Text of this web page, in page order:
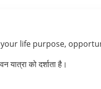
life purpose,
को दर्शाता है।